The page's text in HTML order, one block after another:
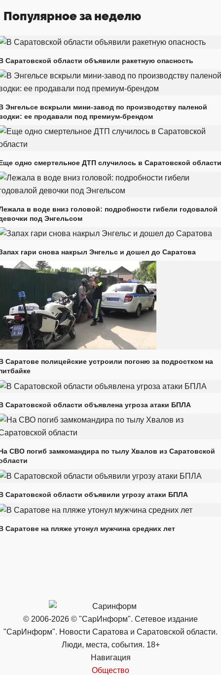
Популярное за неделю
Саратовской области объявили ракетную опасность
Энгельсе вскрыли мини-завод по производству паленой
ее продавали под премиум-брендом
одно смертельное ДТП случилось в Саратовской области
в воде вниз головой: подробности гибели годовалой
под Энгельсом
гари снова накрыл Энгельс и дошел до Саратова
Саратове полицейские устроили погоню за подростком на
Саратовской области объявлена угроза атаки БПЛА
СВО погиб замкомандира по тылу Хвалов из Саратовской
Саратовской области объявили угрозу атаки БПЛА
Саратове на пляже утонул мужчина средних лет
© 2006-2026 © "СарИнформ". Сетевое издание
"СарИнформ". Новости Саратова и Саратовской области.
Люди, места, события. 18+
Навигация
Общество